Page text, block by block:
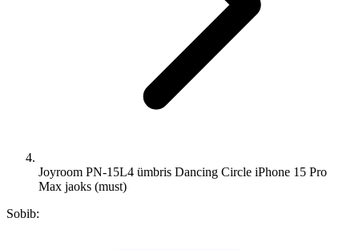
Joyroom PN-15L4 ümbris Dancing Circle iPhone 15 Pro
Max jaoks (must)
Sobib: